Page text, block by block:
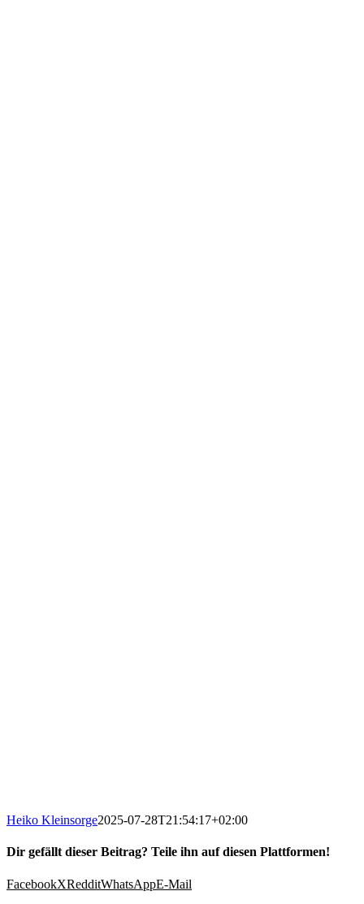
Heiko Kleinsorge2025-07-28T21:54:17+02:00
Dir gefällt dieser Beitrag? Teile ihn auf diesen Plattformen!
FacebookXRedditWhatsAppE-Mail